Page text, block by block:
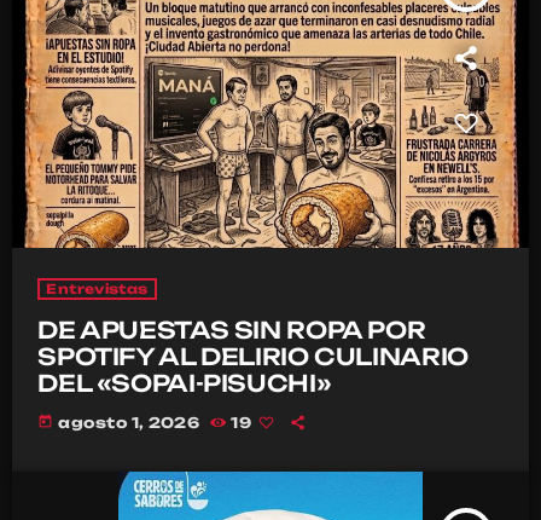
Entrevistas
DE APUESTAS SIN ROPA POR
SPOTIFY AL DELIRIO CULINARIO
DEL «SOPAI-PISUCHI»
today agosto 1, 2026 19